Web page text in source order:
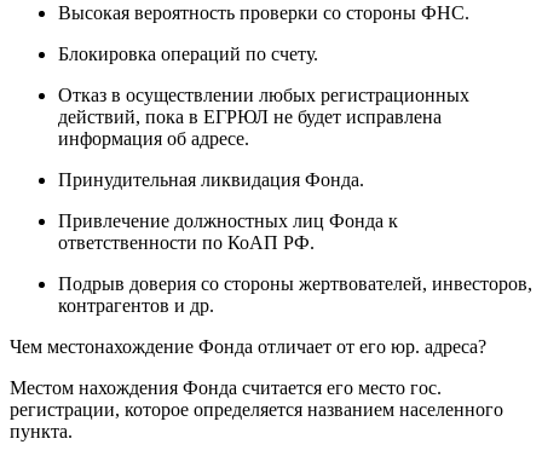
Высокая вероятность проверки со стороны ФНС.
Блокировка операций по счету.
Отказ в осуществлении любых регистрационных
действий, пока в ЕГРЮЛ не будет исправлена
информация об адресе.
Принудительная ликвидация Фонда.
Привлечение должностных лиц Фонда к
ответственности по КоАП РФ.
Подрыв доверия со стороны жертвователей, инвесторов,
контрагентов и др.
Чем местонахождение Фонда отличает от его юр. адреса?
Местом нахождения Фонда считается его место гос.
регистрации, которое определяется названием населенного
пункта.